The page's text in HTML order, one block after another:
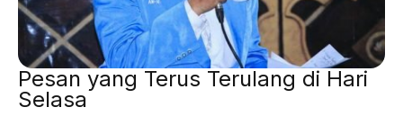
Pesan yang Terus Terulang di Hari
Selasa